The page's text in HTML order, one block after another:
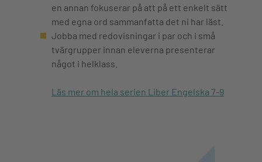
en annan fokuserar på att på ett enkelt sätt
med egna ord sammanfatta det ni har läst.
Jobba med redovisningar i par och i små
tvärgrupper innan eleverna presenterar
något i helklass.
Läs mer om hela serien Liber Engelska 7-9